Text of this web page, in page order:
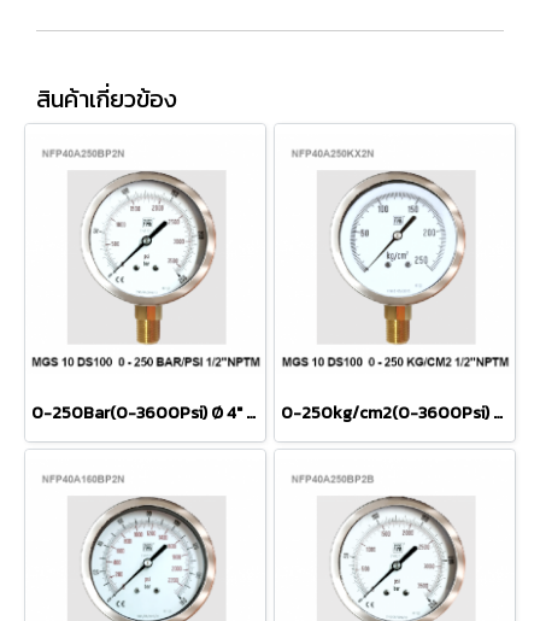
สินค้าเกี่ยวข้อง
0-250Bar(0-3600Psi) Ø 4" Brass Lower 1/2"BSPNPT 0-250kg/cm2(0-3600Psi) Ø 4" Brass Lower 1/2"NPT